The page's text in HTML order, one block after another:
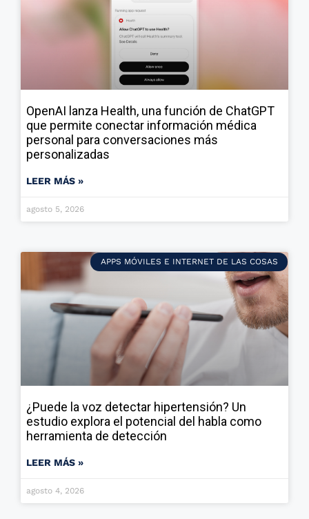
OpenAI lanza Health, una función de ChatGPT
que permite conectar información médica
personal para conversaciones más
personalizadas
LEER MÁS »
agosto 5, 2026
APPS MÓVILES E INTERNET DE LAS COSAS
¿Puede la voz detectar hipertensión? Un
estudio explora el potencial del habla como
herramienta de detección
LEER MÁS »
agosto 4, 2026